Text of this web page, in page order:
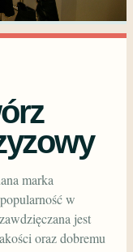
marka
w
jest
oraz dobremu